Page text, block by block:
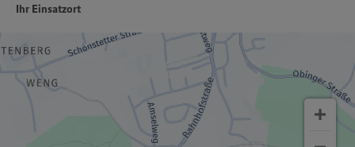
Ihr Einsatzort